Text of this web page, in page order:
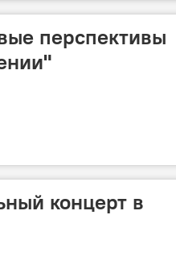
перспективы
концерт в